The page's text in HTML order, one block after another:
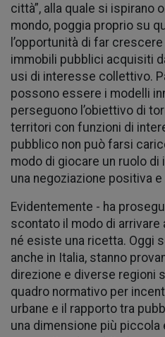
città”, alla quale si ispirano
mondo, poggia proprio su
l’opportunità di far
immobili pubblici acquisiti
usi di interesse collettivo.
possono essere i modelli
perseguono l’obiettivo di
territori con funzioni di
pubblico non può farsi
modo di giocare un ruolo di
una negoziazione positiva
Evidentemente - ha
scontato il modo di
né esiste una ricetta. Oggi
anche in Italia, stanno
direzione e diverse regioni
quadro normativo per
urbane e il rapporto tra
una dimensione più piccola